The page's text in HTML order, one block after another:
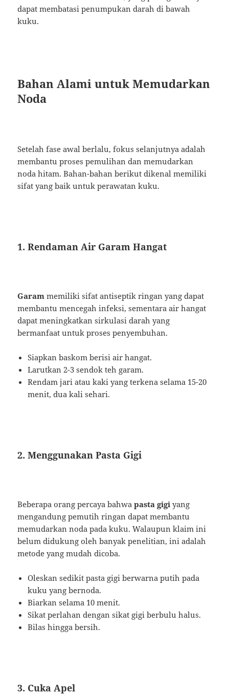
dapat membatasi penumpukan darah di bawah
kuku.
Bahan Alami untuk Memudarkan
Noda
Setelah fase awal berlalu, fokus selanjutnya adalah
membantu proses pemulihan dan memudarkan
noda hitam. Bahan-bahan berikut dikenal memiliki
sifat yang baik untuk perawatan kuku.
1. Rendaman Air Garam Hangat
Garam memiliki sifat antiseptik ringan yang dapat
membantu mencegah infeksi, sementara air hangat
dapat meningkatkan sirkulasi darah yang
bermanfaat untuk proses penyembuhan.
Siapkan baskom berisi air hangat.
Larutkan 2-3 sendok teh garam.
Rendam jari atau kaki yang terkena selama 15-20
menit, dua kali sehari.
2. Menggunakan Pasta Gigi
Beberapa orang percaya bahwapasta gigi yang
mengandung pemutih ringan dapat membantu
memudarkan noda pada kuku. Walaupun klaim ini
belum didukung oleh banyak penelitian, ini adalah
metode yang mudah dicoba.
Oleskan sedikit pasta gigi berwarna putih pada
kuku yang bernoda.
Biarkan selama 10 menit.
Sikat perlahan dengan sikat gigi berbulu halus.
Bilas hingga bersih.
3. Cuka Apel